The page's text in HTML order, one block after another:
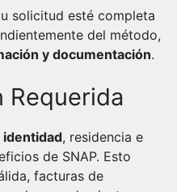
solicitud esté completa
del método,
y documentación.
Requerida
identidad, residencia e
de SNAP. Esto
facturas de